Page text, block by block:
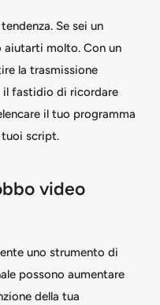
Se sei un
aiutarti molto. Con un
la trasmissione
il fastidio di ricordare
il tuo programma
script.
video
uno strumento di
possono aumentare
della tua